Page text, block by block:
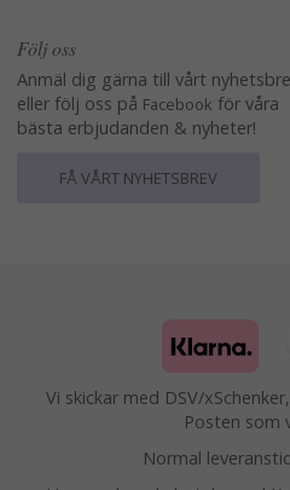
Följ oss
Anmäl dig gärna till vårt
eller följ oss på Facebook för våra
bästa erbjudanden & nyheter!
FÅ VÅRT NYHETSBREV
Vi skickar med DSV/
Posten som
Normal